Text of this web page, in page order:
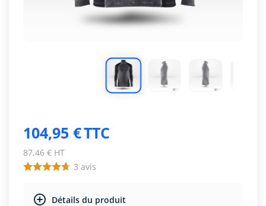
104,95 €TTC
87,46 € HT
3 avis
Détails du produit